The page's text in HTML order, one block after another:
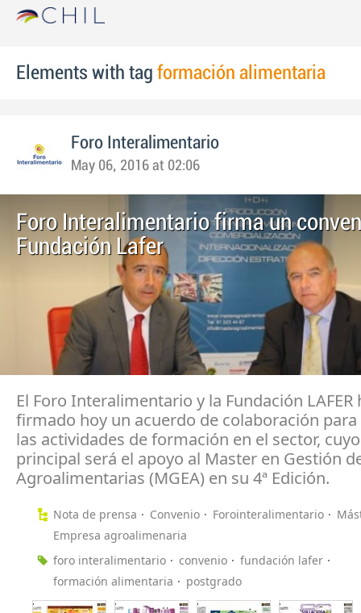
Elements with tag formación alimentaria
Foro Interalimentario
May 06, 2016 at 02:06
Foro Interalimentario firma un
Fundación Lafer
El Foro Interalimentario y la Fundación LAFER
firmado hoy un acuerdo de colaboración
las actividades de formación en el sector,
principal será el apoyo al Master en Gestión
Agroalimentarias (MGEA) en su 4ª Edición.
Nota de prensa Convenio Forointeralimentario
Empresa agroalimenaria
foro interalimentario
convenio
fundación lafer
formación alimentaria
postgrado